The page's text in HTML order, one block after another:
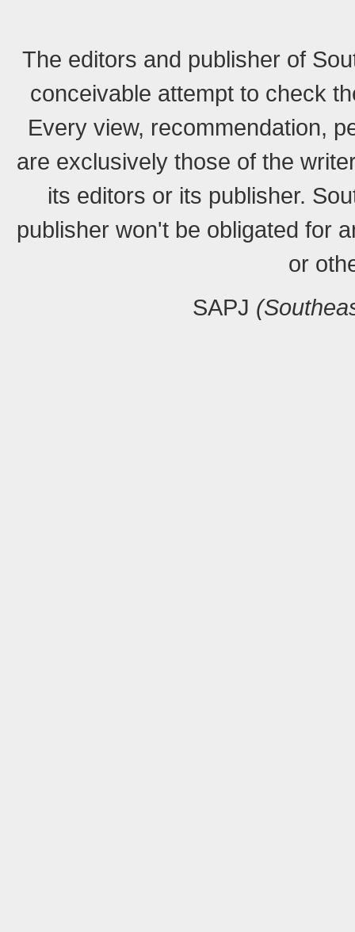
The editors and publisher of
conceivable attempt to check
Every view, recommendation,
are exclusively those of the
its editors or its publisher.
publisher won't be obligated for
or
SAPJ